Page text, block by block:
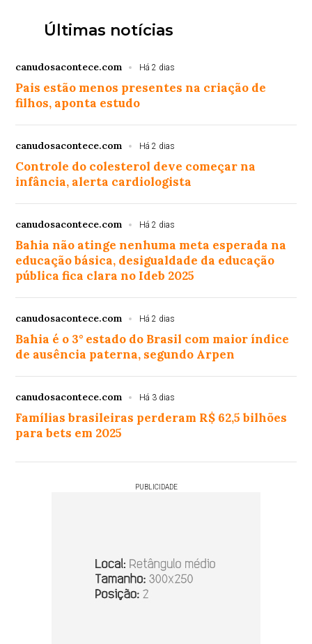
Últimas notícias
canudosacontece.com Há 2 dias
Pais estão menos presentes na criação de
filhos, aponta estudo
canudosacontece.com Há 2 dias
Controle do colesterol deve começar na
infância, alerta cardiologista
canudosacontece.com Há 2 dias
Bahia não atinge nenhuma meta esperada na
educação básica, desigualdade da educação
pública fica clara no Ideb 2025
canudosacontece.com Há 2 dias
Bahia é o 3° estado do Brasil com maior índice
de ausência paterna, segundo Arpen
canudosacontece.com Há 3 dias
Famílias brasileiras perderam R$ 62,5 bilhões
para bets em 2025
PUBLICIDADE